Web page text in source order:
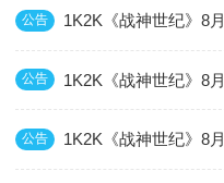
公告 1K2K《战神世纪》8
公告 1K2K《战神世纪》8
公告 1K2K《战神世纪》8